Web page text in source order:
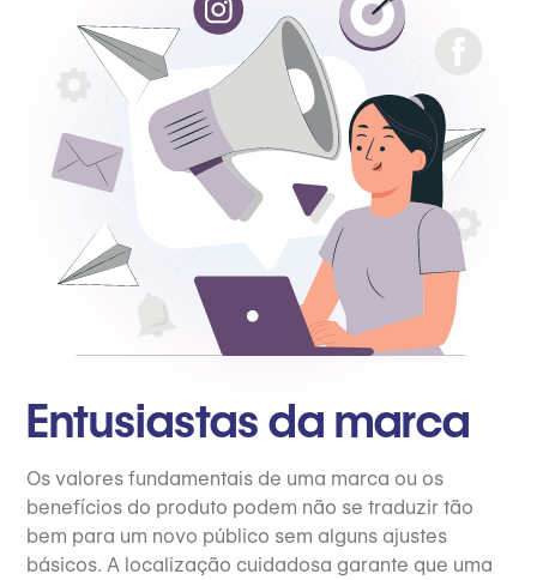
Entusiastas da marca
Os valores fundamentais de uma marca ou os
benefícios do produto podem não se traduzir tão
bem para um novo público sem alguns ajustes
básicos. A localização cuidadosa garante que uma